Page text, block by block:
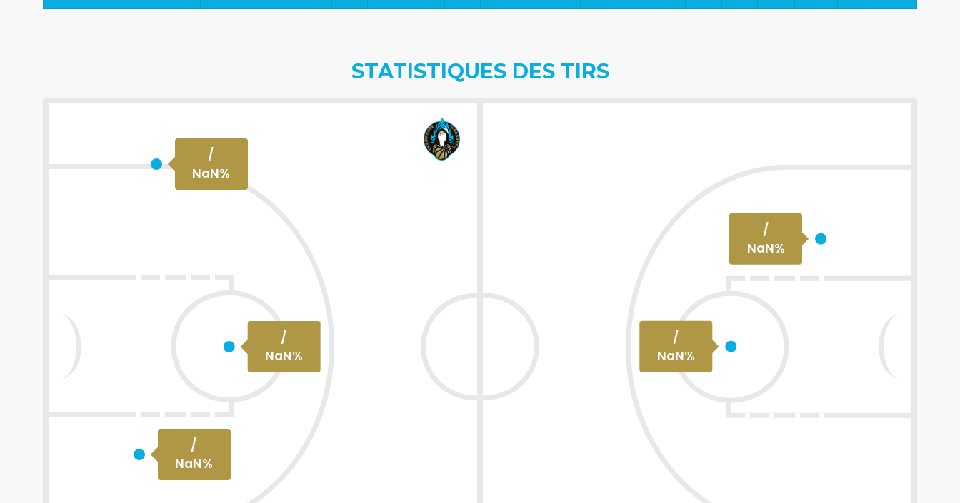
STATISTIQUES DES TIRS
/
NaN%
/
NaN%
/
NaN%
/
NaN%
/
NaN%